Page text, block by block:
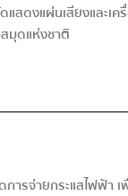
ดงแผ่นเสียงและ
มุดแห่งชาติ
จ่ายกระแสไฟฟ้า